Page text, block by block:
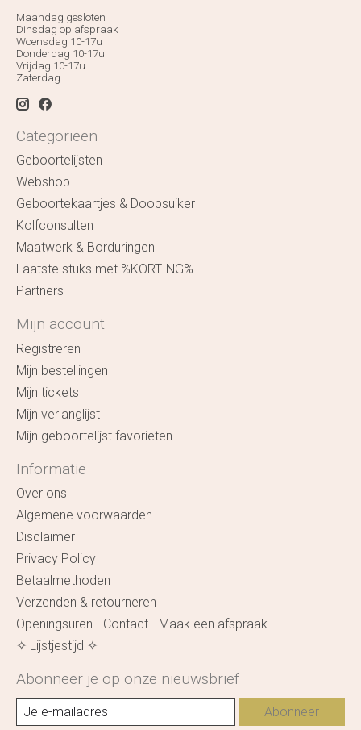
Maandag gesloten
Dinsdag op afspraak
Woensdag 10-17u
Donderdag 10-17u
Vrijdag 10-17u
Zaterdag
Categorieën
Geboortelijsten
Webshop
Geboortekaartjes & Doopsuiker
Kolfconsulten
Maatwerk & Borduringen
Laatste stuks met %KORTING%
Partners
Mijn account
Registreren
Mijn bestellingen
Mijn tickets
Mijn verlanglijst
Mijn geboortelijst favorieten
Informatie
Over ons
Algemene voorwaarden
Disclaimer
Privacy Policy
Betaalmethoden
Verzenden & retourneren
Openingsuren - Contact - Maak een afspraak
✧ Lijstjestijd ✧
Abonneer je op onze nieuwsbrief
Abonneer